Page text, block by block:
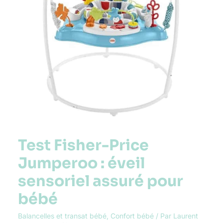
Test Fisher-Price
Jumperoo : éveil
sensoriel assuré pour
bébé
Balancelles et transat bébé, Confort bébé/ Par Laurent
sensoriel